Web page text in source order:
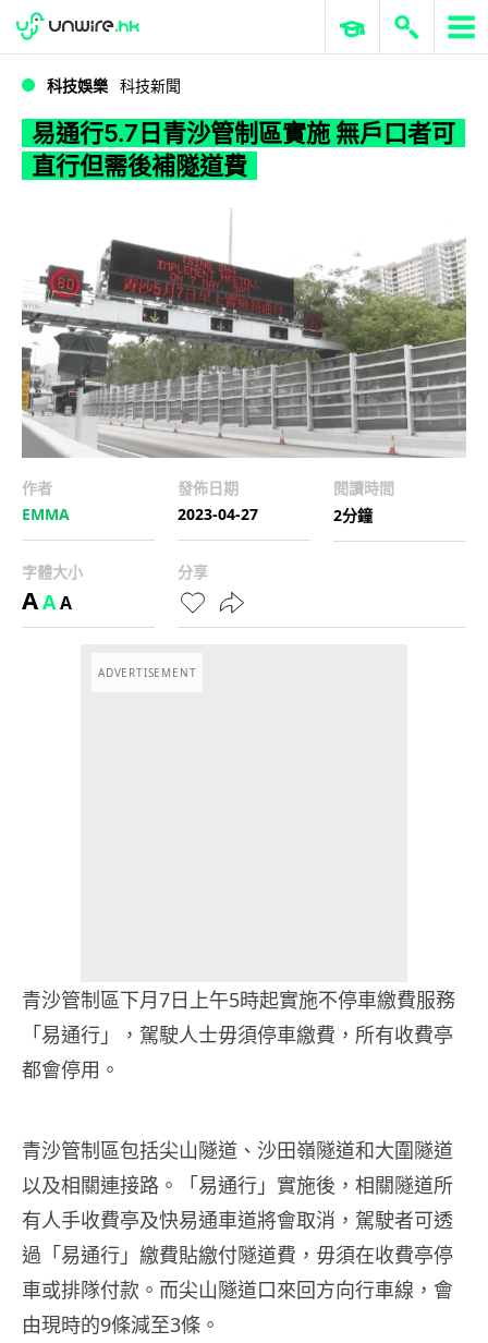
WWDC 2026 ERP 與商業 AI
科技娛樂 科技新聞
易通行5.7日青沙管制區實施 無戶口者可
直行但需後補隧道費
作者
EMMA
發佈日期
2023-04-27
閱讀時間
2分鐘
字體大小
AAA
分享
ADVERTISEMENT
青沙管制區下月7日上午5時起實施不停車繳費服務
「易通行」，駕駛人士毋須停車繳費，所有收費亭
都會停用。
青沙管制區包括尖山隧道、沙田嶺隧道和大圍隧道
以及相關連接路。「易通行」實施後，相關隧道所
有人手收費亭及快易通車道將會取消，駕駛者可透
過「易通行」繳費貼繳付隧道費，毋須在收費亭停
車或排隊付款。而尖山隧道口來回方向行車線，會
由現時的9條減至3條。